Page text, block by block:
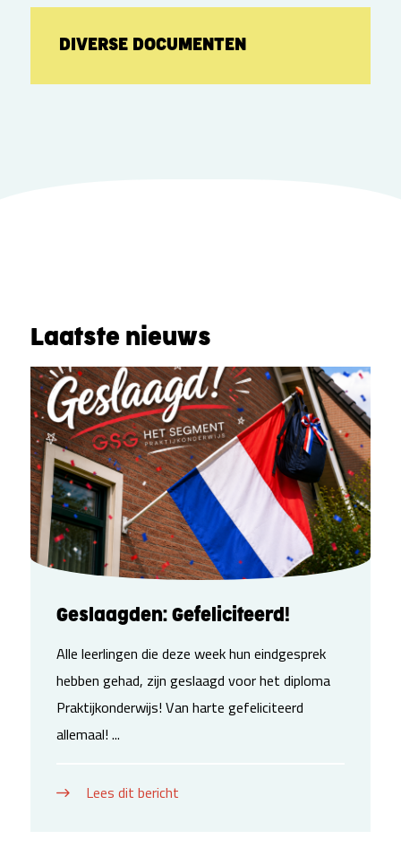
DIVERSE DOCUMENTEN
Laatste nieuws
Geslaagden: Gefeliciteerd!
Alle leerlingen die deze week hun eindgesprek
hebben gehad, zijn geslaagd voor het diploma
Praktijkonderwijs! Van harte gefeliciteerd
allemaal! ...
Lees dit bericht